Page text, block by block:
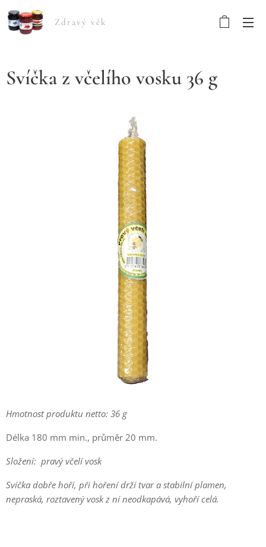
Zdravý věk
Svíčka z včelího vosku 36 g
Hmotnost produktu netto: 36 g
Délka 180 mm min., průměr 20 mm.
Složení: pravý včelí vosk
Svíčka dobře hoří, při hoření drží tvar a stabilní plamen,
nepraská, roztavený vosk z ní neodkapává, vyhoří celá.